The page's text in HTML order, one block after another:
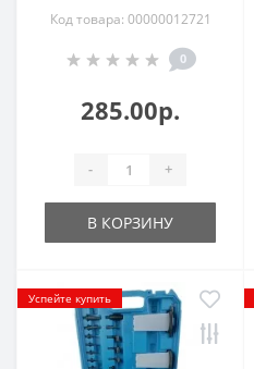
Код товара: 00000012721
0
285.00р.
- +
В КОРЗИНУ
Успейте купить